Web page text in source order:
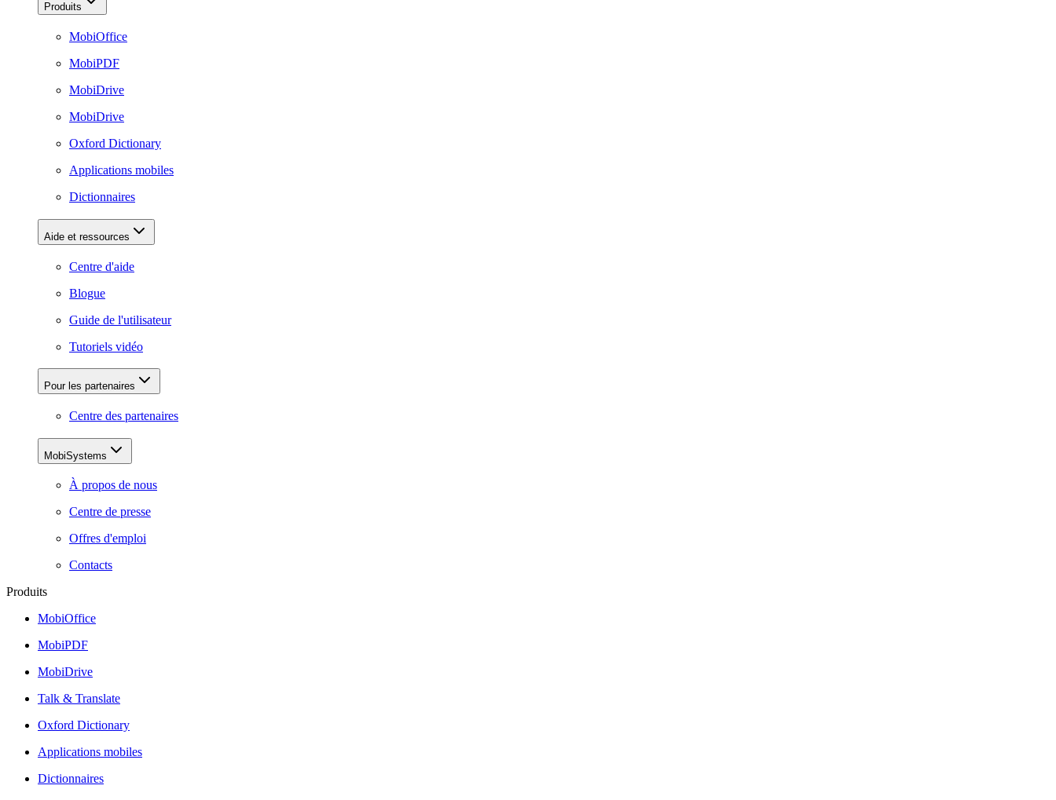
Produits
MobiOffice
MobiPDF
MobiDrive
MobiDrive
Oxford Dictionary
Applications mobiles
Dictionnaires
Aide et ressources
Centre d'aide
Blogue
Guide de l'utilisateur
Tutoriels vidéo
Pour les partenaires
Centre des partenaires
MobiSystems
À propos de nous
Centre de presse
Offres d'emploi
Contacts
Produits
MobiOffice
MobiPDF
MobiDrive
Talk & Translate
Oxford Dictionary
Applications mobiles
Dictionnaires